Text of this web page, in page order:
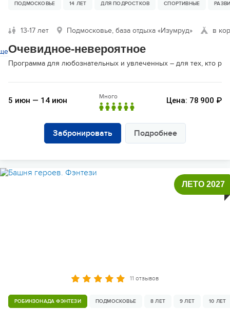
ПОДМОСКОВЬЕ 14 ЛЕТ ДЛЯ ПОДРОСТКОВ СПОРТИВНЫЕ
13-17 лет Подмосковье, база отдыха «Изумруд» в
Очевидное-невероятное
Программа для любознательных и увлеченных – для тех, кто
5 июн — 14 июн Много Цена: 78 900 ₽
Забронировать Подробнее
11 отзывов
РОБИНЗОНАДА ФЭНТЕЗИ ПОДМОСКОВЬЕ 8 ЛЕТ 9 ЛЕТ 10 ЛЕТ
ЛЕТО 2027